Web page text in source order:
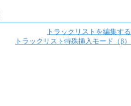
トラックリストを編集する
トラックリスト特殊挿入モード（β）